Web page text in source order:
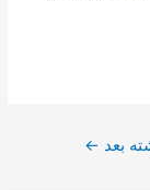
بعد ←